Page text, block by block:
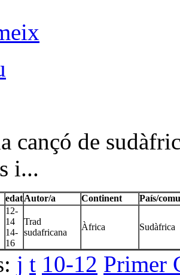
cançó de
i...
edatAutor/a Continent País/
12-
14
14-
16
Trad
sudafricana
Àfrica Sudàfrica
j t 10-12 Primer